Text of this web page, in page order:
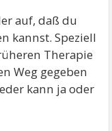
auf, daß du
kannst. Speziell
Therapie
Weg gegeben
kann ja oder